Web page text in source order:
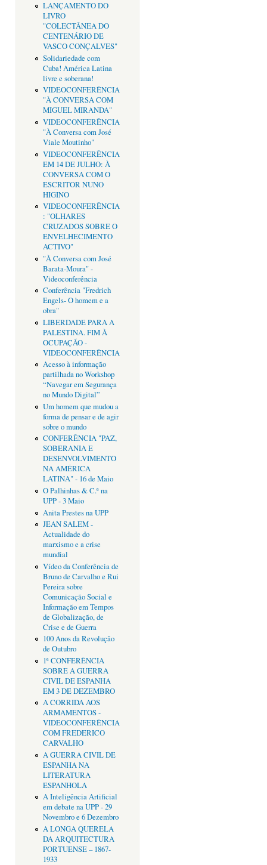
LANÇAMENTO DO
LIVRO
"COLECTÂNEA DO
CENTENÁRIO DE
VASCO CONÇALVES"
Solidariedade com
Cuba! América Latina
livre e soberana!
VIDEOCONFERÊNCIA
"À CONVERSA COM
MIGUEL MIRANDA"
VIDEOCONFERÊNCIA
"À Conversa com José
Viale Moutinho"
VIDEOCONFERÊNCIA
EM 14 DE JULHO: À
CONVERSA COM O
ESCRITOR NUNO
HIGINO
VIDEOCONFERÊNCIA
: "OLHARES
CRUZADOS SOBRE O
ENVELHECIMENTO
ACTIVO"
"À Conversa com José
Barata-Moura" -
Videoconferência
Conferência "Fredrich
Engels- O homem e a
obra"
LIBERDADE PARA A
PALESTINA. FIM À
OCUPAÇÃO -
VIDEOCONFERÊNCIA
Acesso à informação
partilhada no Workshop
“Navegar em Segurança
no Mundo Digital”
Um homem que mudou a
forma de pensar e de agir
sobre o mundo
CONFERÊNCIA "PAZ,
SOBERANIA E
DESENVOLVIMENTO
NA AMÉRICA
LATINA" - 16 de Maio
O Palhinhas & C.ª na
UPP - 3 Maio
Anita Prestes na UPP
JEAN SALEM -
Actualidade do
marxismo e a crise
mundial
Vídeo da Conferência de
Bruno de Carvalho e Rui
Pereira sobre
Comunicação Social e
Informação em Tempos
de Globalização, de
Crise e de Guerra
100 Anos da Revolução
de Outubro
1ª CONFERÊNCIA
SOBRE A GUERRA
CIVIL DE ESPANHA
EM 3 DE DEZEMBRO
A CORRIDA AOS
ARMAMENTOS -
VIDEOCONFERÊNCIA
COM FREDERICO
CARVALHO
A GUERRA CIVIL DE
ESPANHA NA
LITERATURA
ESPANHOLA
A Inteligência Artificial
em debate na UPP - 29
Novembro e 6 Dezembro
A LONGA QUERELA
DA ARQUITECTURA
PORTUENSE – 1867-
1933